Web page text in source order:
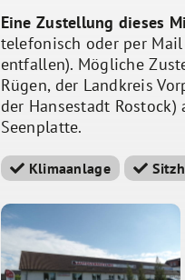
Eine Zustellung dieses
telefonisch oder per
entfallen). Mögliche
Rügen, der Landkreis
der Hansestadt
Seenplatte.
Klimaanlage